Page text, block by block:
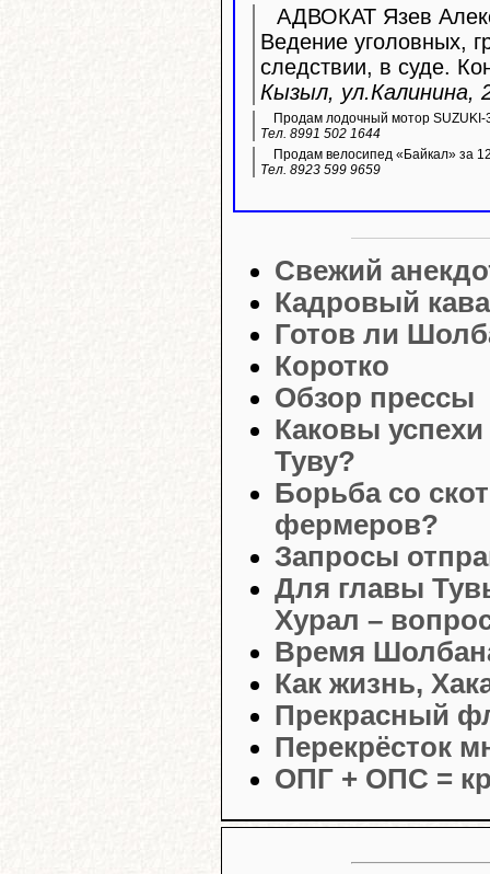
АДВОКАТ Язев
Ведение уголовных,
следствии, в суде.
Кызыл, ул.Калинина,
Продам лодочный мотор SUZUKI-
Тел. 8991 502 1644
Продам велосипед «Байкал» за
Тел. 8923 599 9659
Свежий
Кадровый
Готов ли
Коротко
Обзор прессы
Каковы
Туву?
Борьба со
фермеров?
Запросы
Для главы
Хурал –
Время
Как жизнь,
Прекрасный
Перекрёсток
ОПГ + ОПС =